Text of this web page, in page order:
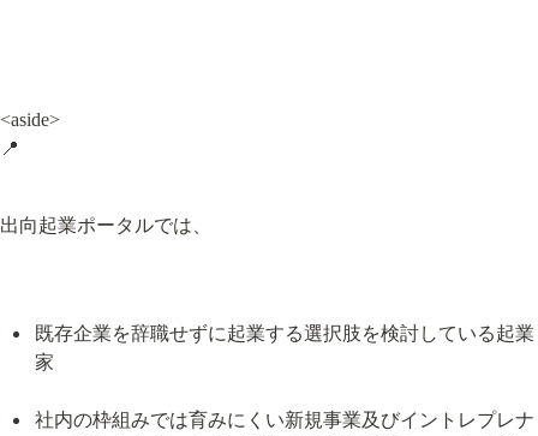
<aside>
📍
出向起業ポータルでは、
既存企業を辞職せずに起業する選択肢を検討している起業
家
社内の枠組みでは育みにくい新規事業及びイントレプレナ